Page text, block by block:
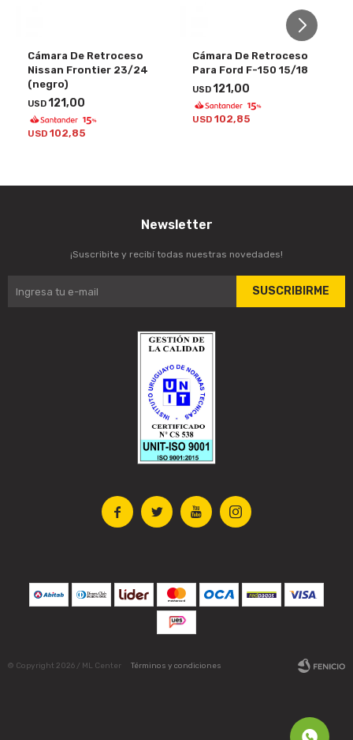
Cámara De Retroceso
Nissan Frontier 23/24
(negro)
USD121,00
USD 102,85
Cámara De Retroceso
Para Ford F-150 15/18
USD121,00
USD 102,85
   
Newsletter
¡Suscribite y recibí todas nuestras novedades!
SUSCRIBIRME
© Copyright 2026 / ML Center Términos y condiciones